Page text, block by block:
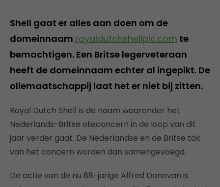
Shell gaat er alles aan doen om de
domeinnaam royaldutchshellplc.com te
bemachtigen. Een Britse legerveteraan
heeft de domeinnaam echter al ingepikt. De
oliemaatschappij laat het er niet bij zitten.
Royal Dutch Shell is de naam waaronder het
Nederlands-Britse olieconcern in de loop van dit
jaar verder gaat. De Nederlandse en de Britse tak
van het concern worden dan samengevoegd.
De actie van de nu 88-jarige Alfred Donovan is